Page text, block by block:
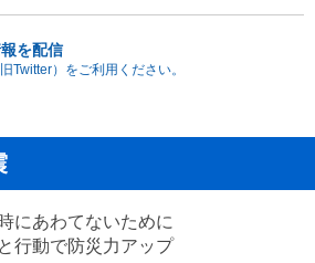
を配信
Twitter）をご利用ください。
にあわてないために
行動で防災力アップ